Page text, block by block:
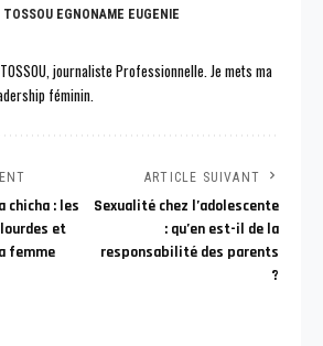
TOSSOU EGNONAME EUGENIE
TOSSOU, journaliste Professionnelle. Je mets ma
féminin.
chicha : les
et
femme
ARTICLE SUIVANT
Sexualité chez l’adolescente
: qu’en est-il de la
responsabilité des parents
?